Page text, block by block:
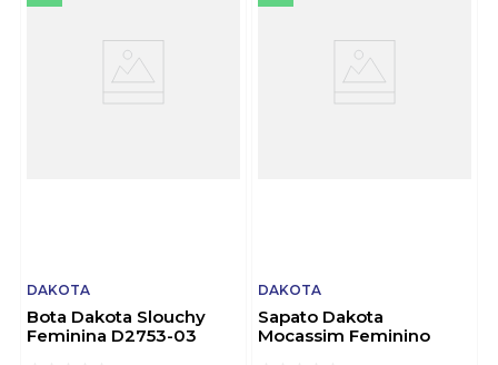
DAKOTA
Bota Dakota Slouchy
Feminina D2753-03
DAKOTA
Sapato Dakota
Mocassim Feminino